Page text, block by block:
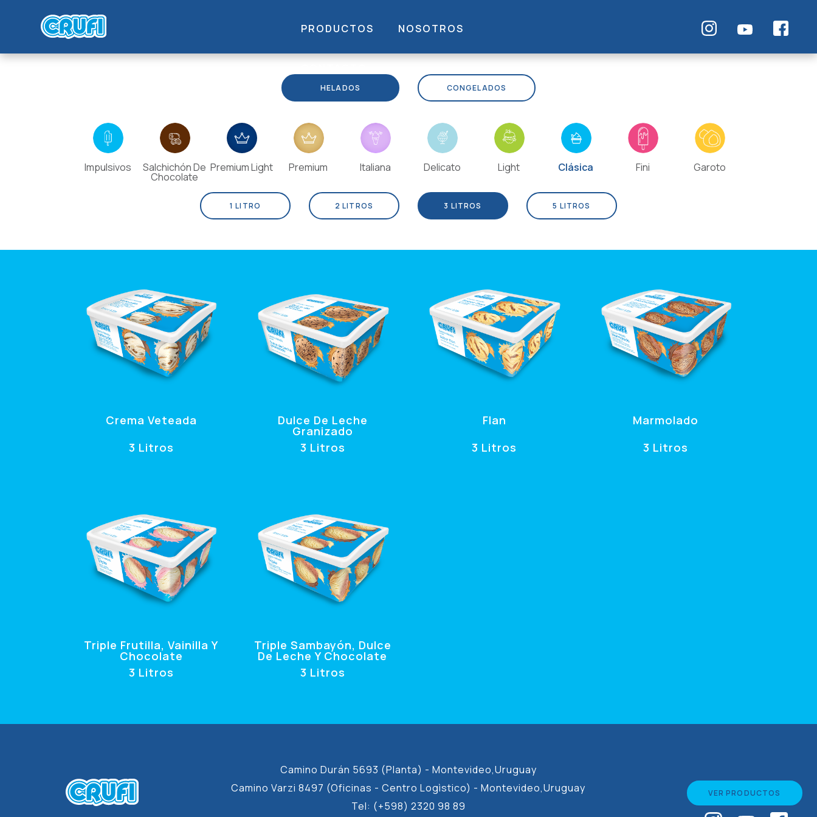
PRODUCTOS NOSOTROS
HELADOS CONGELADOS
Impulsivos Salchichón De
Chocolate
Premium Light Premium Italiana Delicato Light Clásica Fini Garoto
1 LITRO 2 LITROS 3 LITROS 5 LITROS
Crema Veteada
3 Litros
Dulce De Leche
Granizado
3 Litros
Flan
3 Litros
Marmolado
3 Litros
Triple Frutilla, Vainilla Y
Chocolate
3 Litros
Triple Sambayón, Dulce
De Leche Y Chocolate
3 Litros
Camino Durán 5693 (Planta) - Montevideo,Uruguay
Camino Varzi 8497 (Oficinas - Centro Logìstico) - Montevideo,Uruguay
Tel: (+598) 2320 98 89
VER PRODUCTOS